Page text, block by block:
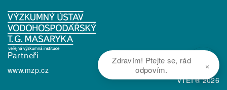
Partneři
www.mzp.cz
VTEI ® 2026
Zdravím! Ptejte se, rád
odpovím.
×